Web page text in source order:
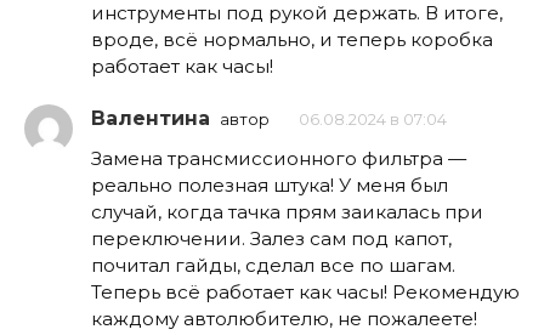
инструменты под рукой держать. В итоге,
вроде, всё нормально, и теперь коробка
работает как часы!
Валентина автор 06.08.2024 в 07:04
Замена трансмиссионного фильтра —
реально полезная штука! У меня был
случай, когда тачка прям заикалась при
переключении. Залез сам под капот,
почитал гайды, сделал все по шагам.
Теперь всё работает как часы! Рекомендую
каждому автолюбителю, не пожалеете!